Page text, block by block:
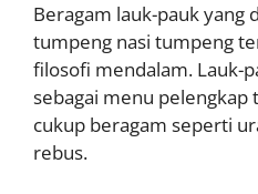
Beragam lauk-pauk yang
tumpeng nasi tumpeng
filosofi mendalam. Lauk-
sebagai menu pelengkap
cukup beragam seperti
rebus.